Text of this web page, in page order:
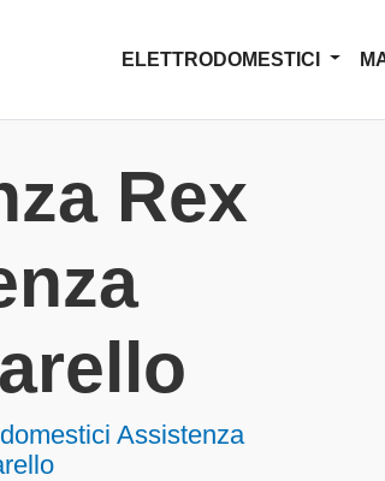
ELETTRODOMESTICI
Rex
Assistenza